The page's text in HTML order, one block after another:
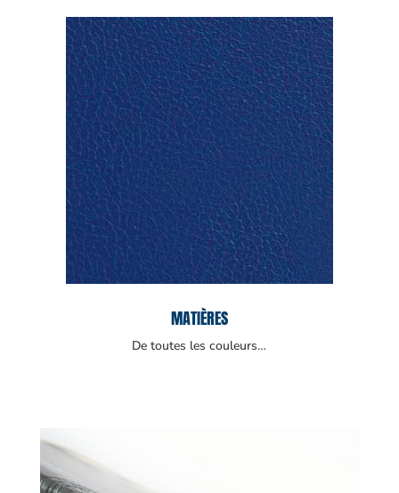
MATIÈRES
De toutes les couleurs…